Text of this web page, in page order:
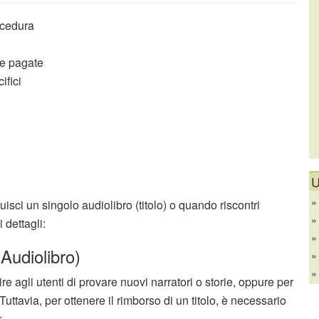
pagate
un singolo audiolibro (titolo) o quando riscontri
dettagli:
agli utenti di provare nuovi narratori o storie, oppure per
per ottenere il rimborso di un titolo, è necessario
»
»
»
»
»